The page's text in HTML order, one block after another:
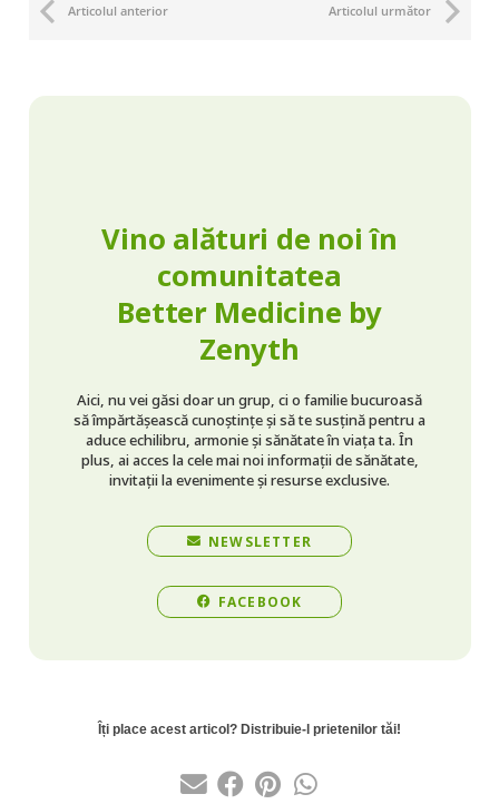
Articolul anterior Articolul următor
Vino alături de noi în
comunitatea
Better Medicine by
Zenyth
Aici, nu vei găsi doar un grup, ci o familie bucuroasă
să împărtășească cunoștințe și să te susțină pentru a
aduce echilibru, armonie și sănătate în viața ta. În
plus, ai acces la cele mai noi informații de sănătate,
invitații la evenimente și resurse exclusive.
NEWSLETTER
FACEBOOK